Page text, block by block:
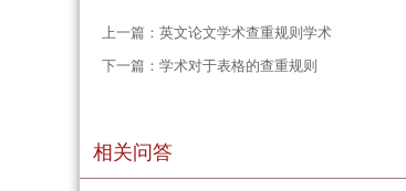
上一篇： 英文论文学术查重规则学术
下一篇： 学术对于表格的查重规则
相关问答